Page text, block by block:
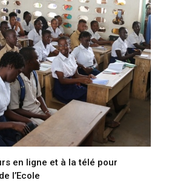
en ligne et à la télé pour
l’Ecole